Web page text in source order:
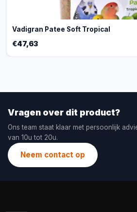
Vadigran Patee Soft Tropical
€47,63
Vragen over dit product?
Ons team staat klaar met persoonlijk
van 10u tot 20u.
Neem contact op